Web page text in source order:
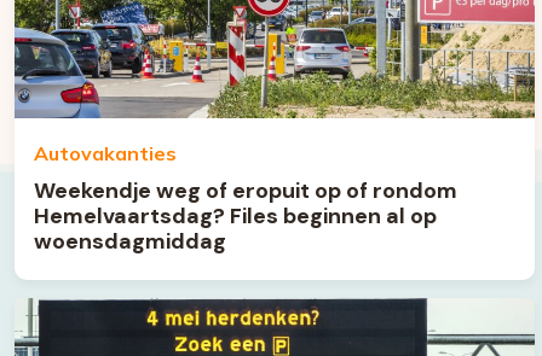
Autovakanties
Weekendje weg of eropuit op of rondom
Hemelvaartsdag? Files beginnen al op
woensdagmiddag